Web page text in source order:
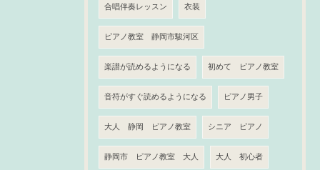
合唱伴奏レッスン 衣装
ピアノ教室 静岡市駿河区
楽譜が読めるようになる 初めて ピアノ教室
音符がすぐ読めるようになる ピアノ男子
大人 静岡 ピアノ教室 シニア ピアノ
静岡市 ピアノ教室 大人 大人 初心者